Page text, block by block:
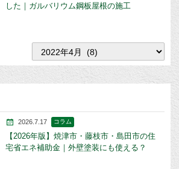
した｜ガルバリウム鋼板屋根の施工
2026.7.17 コラム
【2026年版】焼津市・藤枝市・島田市の住
宅省エネ補助金｜外壁塗装にも使える？